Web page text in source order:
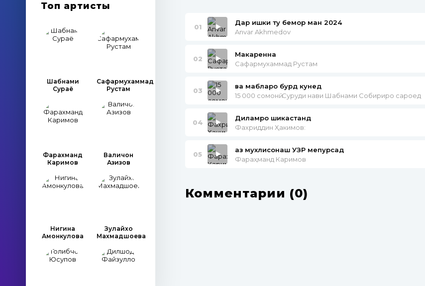
Топ артисты
Шабнами
Сураё
Сафармухаммад
Рустам
Фарахманд
Каримов
Валичон
Азизов
Нигина
Амонкулова
Зулайхо
Махмадшоева
01
Дар ишки ту бемор ман 2024
Anvar Akhmedov
02
Макаренна
Сафармухаммад Рустам
03
ва маблағро бурд кунед
15 000 сомонӣ: Суруди нави Шабнами Собириро сароед
04
Диламро шикастанд
Фахриддин Ҳакимов:
05
аз мухлисонаш УЗР мепурсад
Фараҳманд Каримов
Комментарии (0)